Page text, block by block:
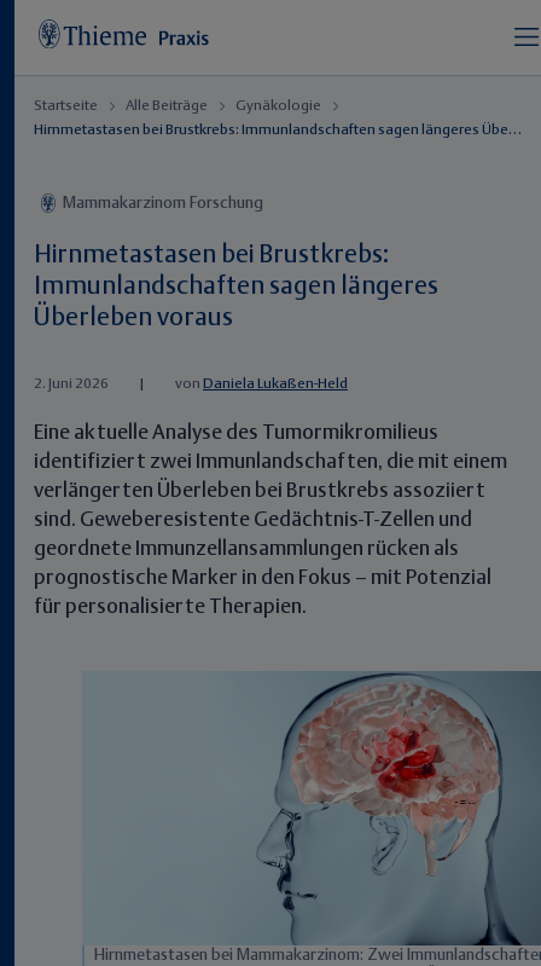
Startseite Alle Beiträge
Gynäkologie
Hirnmetastasen bei Brustkrebs: Immunlandschaften sagen längeres Überleben voraus
Mammakarzinom Forschung
Hirnmetastasen bei Brustkrebs:
Immunlandschaften sagen längeres
Überleben voraus
2. Juni 2026 von Daniela Lukaßen-Held
Eine aktuelle Analyse des Tumormikromilieus
identifiziert zwei Immunlandschaften, die mit einem
verlängerten Überleben bei Brustkrebs assoziiert
sind. Geweberesistente Gedächtnis-T-Zellen und
geordnete Immunzellansammlungen rücken als
prognostische Marker in den Fokus – mit Potenzial
für personalisierte Therapien.
Hirnmetastasen bei Mammakarzinom: Zwei